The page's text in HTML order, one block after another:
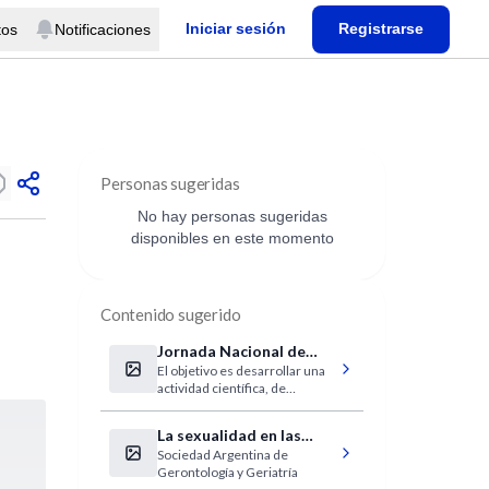
Notificaciones Iniciar sesión Registrarse
Personas sugeridas
No hay personas sugeridas
disponibles en este momento
Contenido sugerido
Jornada Nacional de
Integración Pediátrica
El objetivo es desarrollar una
actividad científica, de
integración, al desarrollo
profesional y a la reflexión.
La sexualidad en las
distintas etapas del
envejecimiento
Sociedad Argentina de
Gerontología y Geriatría